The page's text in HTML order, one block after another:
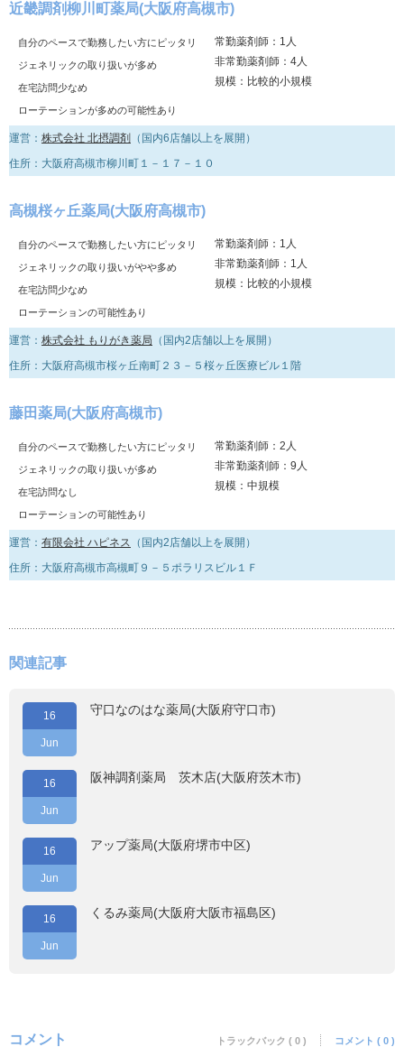
近畿調剤柳川町薬局(大阪府高槻市)
自分のペースで勤務したい方にピッタリ
ジェネリックの取り扱いが多め
在宅訪問少なめ
ローテーションが多めの可能性あり
常勤薬剤師：1人
非常勤薬剤師：4人
規模：比較的小規模
運営： 株式会社 北摂調剤
（国内6店舗以上を展開）
住所：大阪府高槻市柳川町１－１７－１０
高槻桜ヶ丘薬局(大阪府高槻市)
自分のペースで勤務したい方にピッタリ
ジェネリックの取り扱いがやや多め
在宅訪問少なめ
ローテーションの可能性あり
常勤薬剤師：1人
非常勤薬剤師：1人
規模：比較的小規模
運営： 株式会社 もりがき薬局 （国内2店舗以上を展開）
住所：大阪府高槻市桜ヶ丘南町２３－５桜ヶ丘医療ビル１階
藤田薬局(大阪府高槻市)
自分のペースで勤務したい方にピッタリ
ジェネリックの取り扱いが多め
在宅訪問なし
ローテーションの可能性あり
常勤薬剤師：2人
非常勤薬剤師：9人
規模：中規模
運営： 有限会社 ハピネス （国内2店舗以上を展開）
住所：大阪府高槻市高槻町９－５ポラリスビル１Ｆ
関連記事
16
Jun
守口なのはな薬局(大阪府守口市)
16
Jun
阪神調剤薬局 茨木店(大阪府茨木市)
16
Jun
アップ薬局(大阪府堺市中区)
16
Jun
くるみ薬局(大阪府大阪市福島区)
コメント トラックバック ( 0 ) コメント ( 0 )